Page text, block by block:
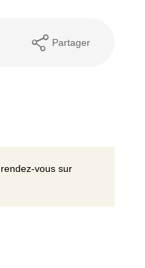
Partager
vous sur